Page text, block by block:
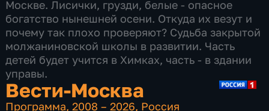
Москве. Лисички, грузди, белые - опасное
богатство нынешней осени. Откуда их везут и
почему так плохо проверяют? Судьба закрытой
молжаниновской школы в развитии. Часть
детей будет учится в Химках, часть - в здании
управы.
Вести-Москва
Программа,2008 – 2026, Россия